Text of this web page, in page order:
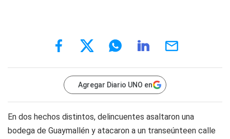
Agregar Diario UNO en
En dos hechos distintos, delincuentes asaltaron una
bodega de Guaymallén y atacaron a un transeúnteen calle